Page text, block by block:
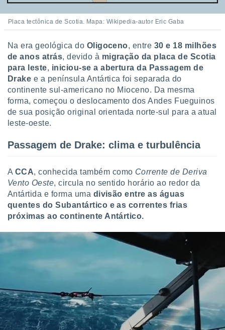
Placa tectônica de Scotia. Mapa: Wikipedia-autor Eric Gaba
Na era geológica do Oligoceno, entre 30 e 18 milhões
de anos atrás, devido à migração da placa de Scotia
para leste, iniciou-se a abertura da Passagem de
Drake e a península Antártica foi separada do
continente sul-americano no Mioceno. Da mesma
forma, começou o deslocamento dos Andes Fueguinos
de sua posição original orientada norte-sul para a atual
leste-oeste.
Passagem de Drake: clima e turbulência
A CCA, conhecida também como Corrente de Deriva
Vento Oeste, circula no sentido horário ao redor da
Antártida e forma uma divisão entre as águas
quentes do Subantártico e as correntes frias
próximas ao continente Antártico.